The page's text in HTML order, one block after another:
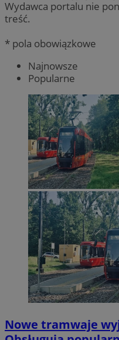
Wydawca portalu nie
treść.
* pola obowiązkowe
Najnowsze
Popularne
Nowe tramwaje